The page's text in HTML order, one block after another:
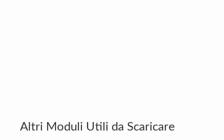
Altri Moduli Utili da Scaricare